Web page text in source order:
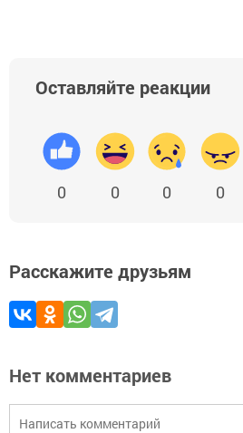
Оставляйте реакции
0 0 0 0
Расскажите друзьям
Нет комментариев